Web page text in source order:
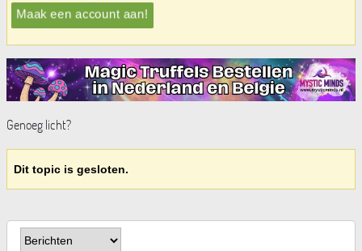
Maak een account aan!
Genoeg licht?
Dit topic is gesloten.